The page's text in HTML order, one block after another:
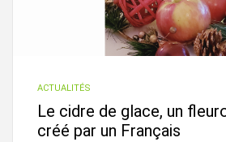
ACTUALITÉS
Le cidre de glace, un
créé par un Français